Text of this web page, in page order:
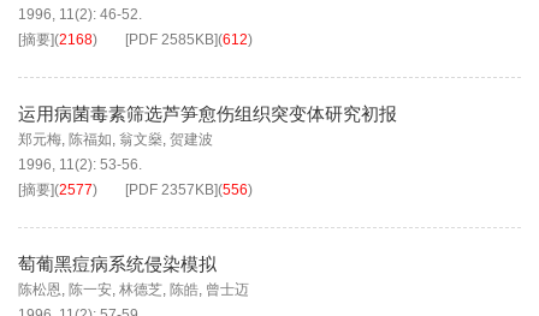
1996, 11(2): 46-52.
[摘要](2168) [PDF 2585KB](612)
运用病菌毒素筛选芦笋愈伤组织突变体研究初报
郑元梅, 陈福如, 翁文燊, 贺建波
1996, 11(2): 53-56.
[摘要](2577) [PDF 2357KB](556)
萄葡黑痘病系统侵染模拟
陈松恩, 陈一安, 林德芝, 陈皓, 曾士迈